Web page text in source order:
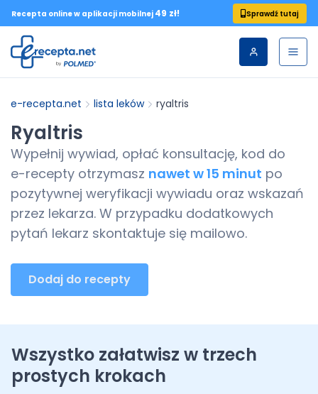
Recepta online w aplikacji mobilnej 49 zł! Sprawdź tutaj
e-recepta.net lista leków ryaltris
Ryaltris
Wypełnij wywiad, opłać konsultację, kod do
e-recepty otrzymasz nawet w 15 minut po
pozytywnej weryfikacji wywiadu oraz wskazań
przez lekarza. W przypadku dodatkowych
pytań lekarz skontaktuje się mailowo.
Dodaj do recepty
Wszystko załatwisz w trzech
prostych krokach